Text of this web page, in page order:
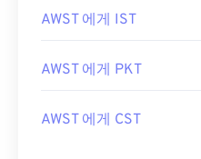
AWST 에게 IST
AWST 에게 PKT
AWST 에게 CST